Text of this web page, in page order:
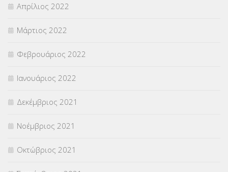
Απρίλιος 2022
Μάρτιος 2022
Φεβρουάριος 2022
Ιανουάριος 2022
Δεκέμβριος 2021
Νοέμβριος 2021
Οκτώβριος 2021